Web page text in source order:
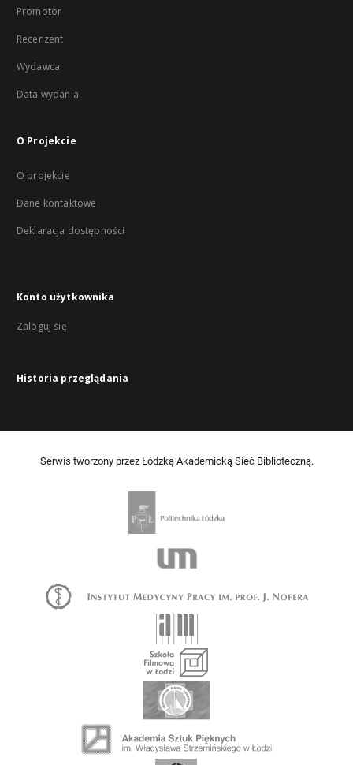
Promotor
Recenzent
Wydawca
Data wydania
O Projekcie
O projekcie
Dane kontaktowe
Deklaracja dostępności
Konto użytkownika
Zaloguj się
Historia przeglądania
Serwis tworzony przez Łódzką Akademicką Sieć Biblioteczną.